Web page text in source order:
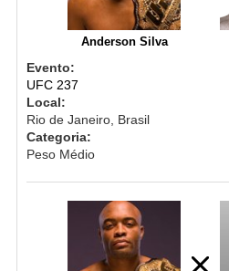
Anderson Silva
Evento:
UFC 237
Local:
Rio de Janeiro, Brasil
Categoria:
Peso Médio